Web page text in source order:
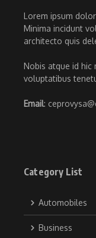
Lorem ipsum
Minima incidunt
architecto quis
Nobis atque id hic
voluptatibus
Email:
Category List
Automobiles
Business